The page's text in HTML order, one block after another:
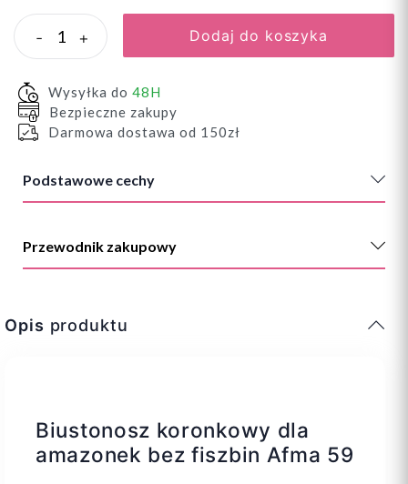
- + Dodaj do koszyka
Wysyłka do 48H
Bezpieczne zakupy
Darmowa dostawa od 150zł
Podstawowe cechy
Przewodnik zakupowy
Opis produktu
Biustonosz koronkowy dla
amazonek bez fiszbin Afma 59